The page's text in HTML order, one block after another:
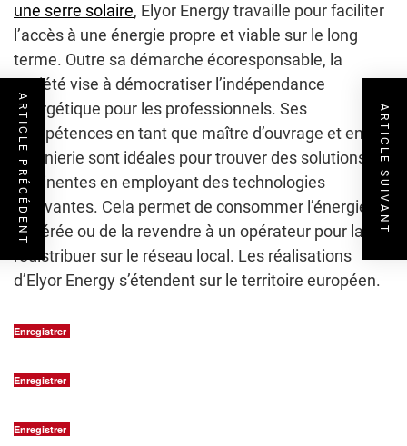
une serre solaire, Elyor Energy travaille pour faciliter
l’accès à une énergie propre et viable sur le long
terme. Outre sa démarche écoresponsable, la
société vise à démocratiser l’indépendance
énergétique pour les professionnels. Ses
compétences en tant que maître d’ouvrage et en
ingénierie sont idéales pour trouver des solutions
pertinentes en employant des technologies
innovantes. Cela permet de consommer l’énergie
générée ou de la revendre à un opérateur pour la
redistribuer sur le réseau local. Les réalisations
d’Elyor Energy s’étendent sur le territoire européen.
Enregistrer
Enregistrer
Enregistrer
ARTICLE PRÉCÉDENT ARTICLE SUIVANT